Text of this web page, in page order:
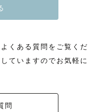
くある質問をご覧くだ
ていますのでお気軽に
問